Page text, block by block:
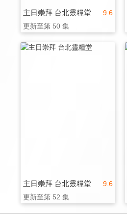
9.6
主日崇拜 台北靈糧堂
更新至第 50 集
9.6
主日崇拜 台北靈糧堂
更新至第 52 集